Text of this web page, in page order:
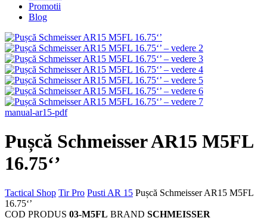
Promotii
Blog
manual-ar15-pdf
Pușcă Schmeisser AR15 M5FL
16.75‘’
Tactical Shop Tir Pro Pusti AR 15 Pușcă Schmeisser AR15 M5FL
16.75‘’
COD PRODUS 03-M5FL BRAND SCHMEISSER